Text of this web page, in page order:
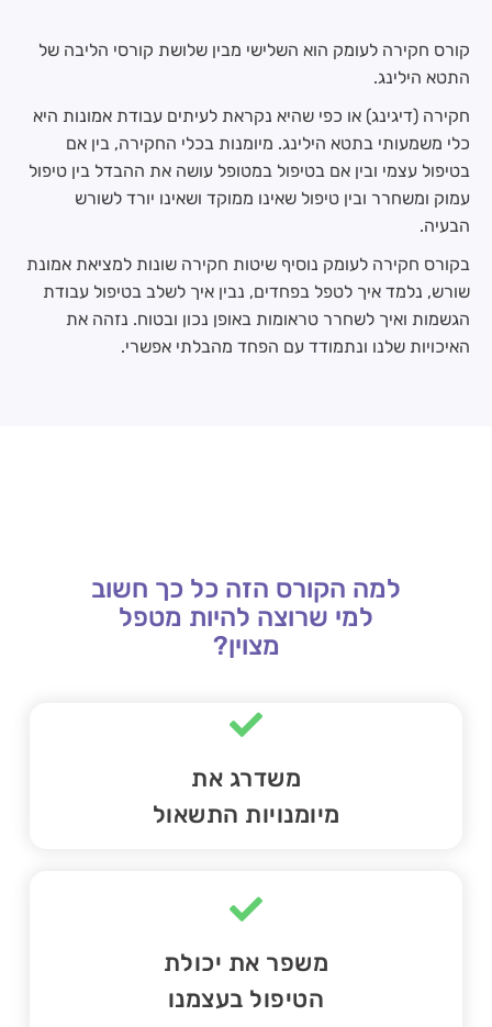
קורס חקירה לעומק הוא השלישי מבין שלושת קורסי הליבה של
התטא הילינג.
חקירה (דיגינג) או כפי שהיא נקראת לעיתים עבודת אמונות היא
כלי משמעותי בתטא הילינג. מיומנות בכלי החקירה, בין אם
בטיפול עצמי ובין אם בטיפול במטופל עושה את ההבדל בין טיפול
עמוק ומשחרר ובין טיפול שאינו ממוקד ושאינו יורד לשורש
הבעיה.
בקורס חקירה לעומקנוסיף שיטות חקירה שונות למציאת אמונת
שורש,נלמד איך לטפל בפחדים, נבין איך לשלב בטיפולעבודת
הגשמות ואיך לשחרר טראומות באופן נכון ובטוח. נזהה את
האיכויות שלנו ונתמודד עם הפחד מהבלתי אפשרי.
למה הקורס הזה כל כך חשוב
למי שרוצה להיות מטפל
מצוין?
משדרג את
מיומנויות התשאול
משפר את יכולת
הטיפול בעצמנו